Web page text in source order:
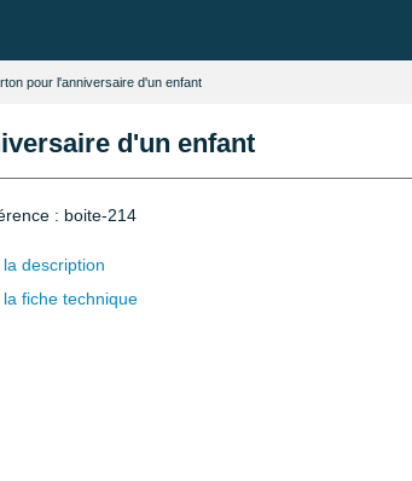
pour l'anniversaire d'un enfant
d'un enfant
: boite-214
la description
la fiche technique